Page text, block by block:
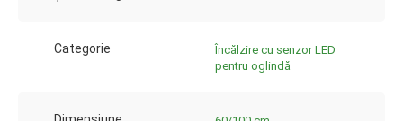
Categorie
Încălzire cu senzor LED
pentru oglindă